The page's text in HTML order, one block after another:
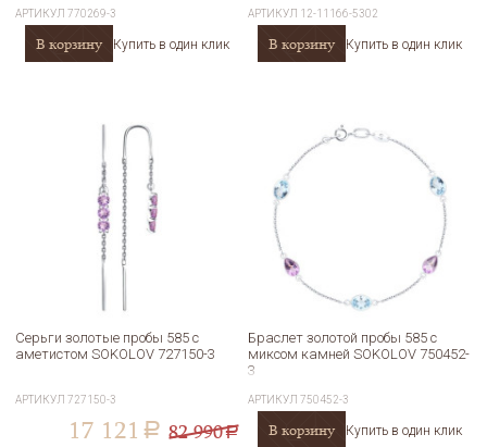
АРТИКУЛ770269-3
В корзину Купить в один клик
АРТИКУЛ 12-11166-5302
В корзину Купить в один клик
Серьги золотые пробы 585 с
аметистом SOKOLOV 727150-3
АРТИКУЛ727150-3
17 121 a 82 990a
Браслет золотой пробы 585 с
миксом камней SOKOLOV 750452-
3
АРТИКУЛ750452-3
В корзину Купить в один клик